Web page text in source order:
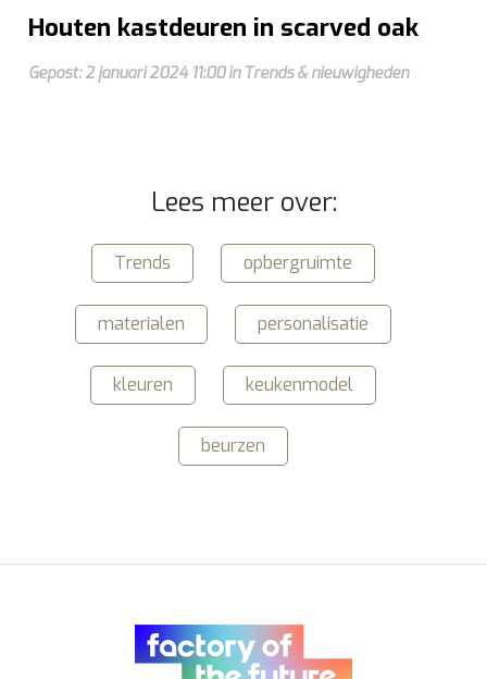
Houten kastdeuren in scarved oak
Gepost: 2 januari 2024 11:00 in Trends & nieuwigheden
Lees meer over:
Trends opbergruimte
materialen personalisatie
kleuren keukenmodel
beurzen